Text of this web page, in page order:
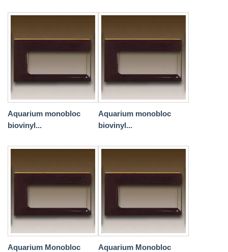
Aquarium monobloc
biovinyl...
Aquarium monobloc
biovinyl...
Aquarium Monobloc
Aquarium Monobloc